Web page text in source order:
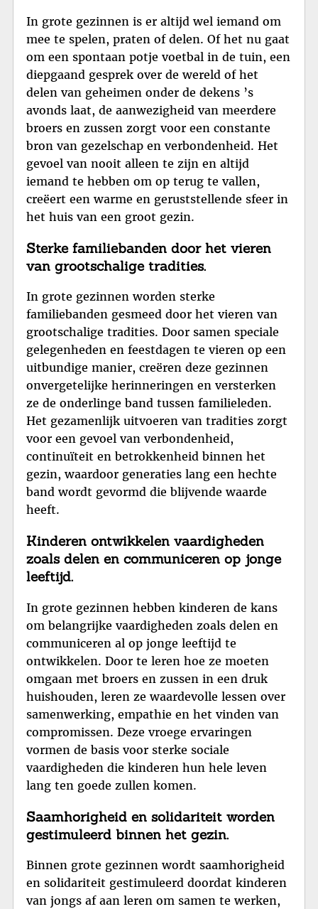
In grote gezinnen is er altijd wel iemand om
mee te spelen, praten of delen. Of het nu gaat
om een spontaan potje voetbal in de tuin, een
diepgaand gesprek over de wereld of het
delen van geheimen onder de dekens ’s
avonds laat, de aanwezigheid van meerdere
broers en zussen zorgt voor een constante
bron van gezelschap en verbondenheid. Het
gevoel van nooit alleen te zijn en altijd
iemand te hebben om op terug te vallen,
creëert een warme en geruststellende sfeer in
het huis van een groot gezin.
Sterke familiebanden door het vieren
van grootschalige tradities.
In grote gezinnen worden sterke
familiebanden gesmeed door het vieren van
grootschalige tradities. Door samen speciale
gelegenheden en feestdagen te vieren op een
uitbundige manier, creëren deze gezinnen
onvergetelijke herinneringen en versterken
ze de onderlinge band tussen familieleden.
Het gezamenlijk uitvoeren van tradities zorgt
voor een gevoel van verbondenheid,
continuïteit en betrokkenheid binnen het
gezin, waardoor generaties lang een hechte
band wordt gevormd die blijvende waarde
heeft.
Kinderen ontwikkelen vaardigheden
zoals delen en communiceren op jonge
leeftijd.
In grote gezinnen hebben kinderen de kans
om belangrijke vaardigheden zoals delen en
communiceren al op jonge leeftijd te
ontwikkelen. Door te leren hoe ze moeten
omgaan met broers en zussen in een druk
huishouden, leren ze waardevolle lessen over
samenwerking, empathie en het vinden van
compromissen. Deze vroege ervaringen
vormen de basis voor sterke sociale
vaardigheden die kinderen hun hele leven
lang ten goede zullen komen.
Saamhorigheid en solidariteit worden
gestimuleerd binnen het gezin.
Binnen grote gezinnen wordt saamhorigheid
en solidariteit gestimuleerd doordat kinderen
van jongs af aan leren om samen te werken,